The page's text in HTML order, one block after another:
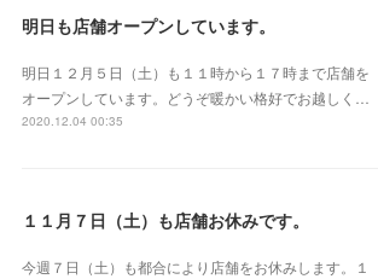
明日も店舗オープンしています。
明日１２月５日（土）も１１時から１７時まで店舗を
オープンしています。どうぞ暖かい格好でお越しく…
2020.12.04 00:35
１１月７日（土）も店舗お休みです。
今週７日（土）も都合により店舗をお休みします。１